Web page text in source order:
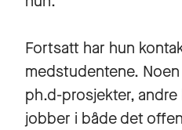
Fortsatt har hun
medstudentene.
ph.d-prosjekter,
jobber i både det